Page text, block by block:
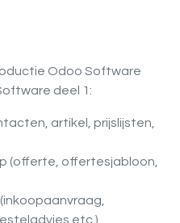
Odoo Software
deel 1:
artikel, prijslijsten,
offertesjabloon,
etc.)